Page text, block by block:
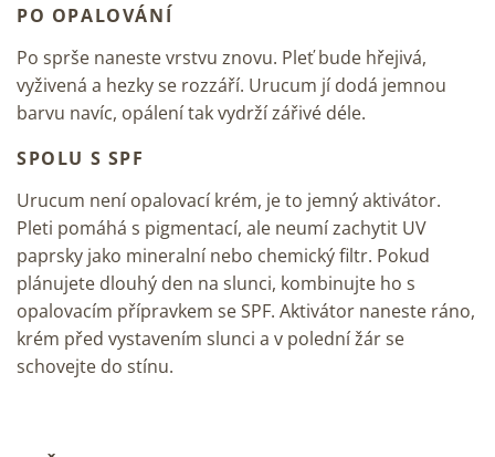
PO OPALOVÁNÍ
Po sprše naneste vrstvu znovu. Pleť bude hřejivá,
vyživená a hezky se rozzáří. Urucum jí dodá jemnou
barvu navíc, opálení tak vydrží zářivé déle.
SPOLU S SPF
Urucum není opalovací krém, je to jemný aktivátor.
Pleti pomáhá s pigmentací, ale neumí zachytit UV
paprsky jako mineralní nebo chemický filtr. Pokud
plánujete dlouhý den na slunci, kombinujte ho s
opalovacím přípravkem se SPF. Aktivátor naneste ráno,
krém před vystavením slunci a v polední žár se
schovejte do stínu.